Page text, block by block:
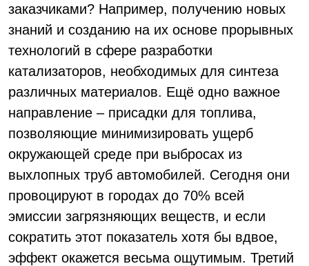
заказчиками? Например, получению новых
знаний и созданию на их основе прорывных
технологий в сфере разработки
катализаторов, необходимых для синтеза
различных материалов. Ещё одно важное
направление – присадки для топлива,
позволяющие минимизировать ущерб
окружающей среде при выбросах из
выхлопных труб автомобилей. Сегодня они
провоцируют в городах до 70% всей
эмиссии загрязняющих веществ, и если
сократить этот показатель хотя бы вдвое,
эффект окажется весьма ощутимым. Третий